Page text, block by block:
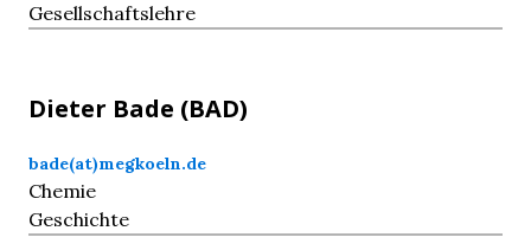
Gesellschaftslehre
Dieter Bade (BAD)
bade(at)megkoeln.de
Chemie
Geschichte